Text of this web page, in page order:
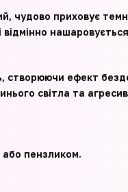
чудово приховує
створюючи ефект
світла та
або пензликом.